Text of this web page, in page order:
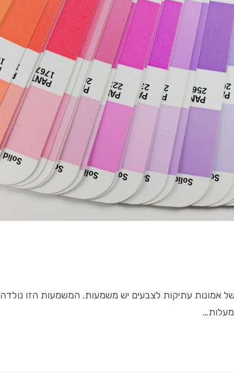
אמונות עתיקות לצבעים יש משמעות. המשמעות הזו נולדה